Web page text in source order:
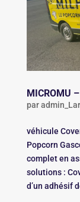
MICROMU
par
véhicule
Popcorn
complet en
solutions :
d’un adhésif